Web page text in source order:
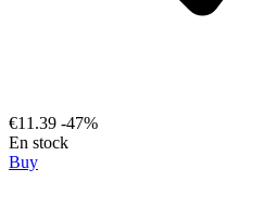
€11.39 -47%
En stock
Buy